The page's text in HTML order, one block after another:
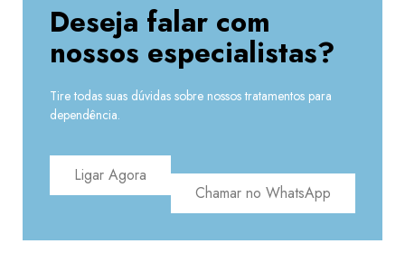
Deseja falar com
nossos especialistas?
Tire todas suas dúvidas sobre nossos tratamentos para
dependência.
Ligar Agora
Chamar no WhatsApp